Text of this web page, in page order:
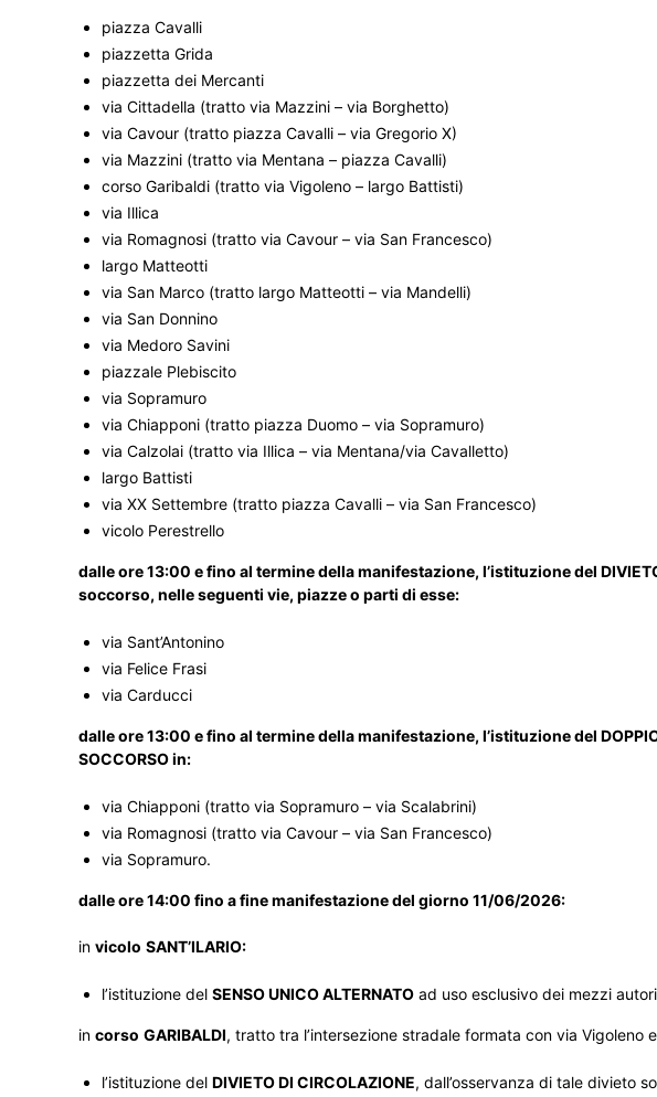
piazza Cavalli
piazzetta Grida
piazzetta dei Mercanti
via Cittadella (tratto via Mazzini – via Borghetto)
via Cavour (tratto piazza Cavalli – via Gregorio X)
via Mazzini (tratto via Mentana – piazza Cavalli)
corso Garibaldi (tratto via Vigoleno – largo Battisti)
via Illica
via Romagnosi (tratto via Cavour – via San Francesco)
largo Matteotti
via San Marco (tratto largo Matteotti – via Mandelli)
via San Donnino
via Medoro Savini
piazzale Plebiscito
via Sopramuro
via Chiapponi (tratto piazza Duomo – via Sopramuro)
via Calzolai (tratto via Illica – via Mentana/via Cavalletto)
largo Battisti
via XX Settembre (tratto piazza Cavalli – via San Francesco)
vicolo Perestrello
dalle ore 13:00 e fino al termine della manifestazione, l’istituzione del
soccorso, nelle seguenti vie, piazze o parti di esse:
via Sant’Antonino
via Felice Frasi
via Carducci
dalle ore 13:00 e fino al termine della manifestazione, l’istituzione del DOPPIO
SOCCORSO in:
via Chiapponi (tratto via Sopramuro – via Scalabrini)
via Romagnosi (tratto via Cavour – via San Francesco)
via Sopramuro.
dalle ore 14:00 fino a fine manifestazione del giorno 11/06/2026:
in vicolo SANT’ILARIO:
l’istituzione del SENSO UNICO ALTERNATO ad uso esclusivo dei mezzi
in corso GARIBALDI, tratto tra l’intersezione stradale formata con via Vigoleno
l’istituzione del DIVIETO DI CIRCOLAZIONE, dall’osservanza di tale divieto